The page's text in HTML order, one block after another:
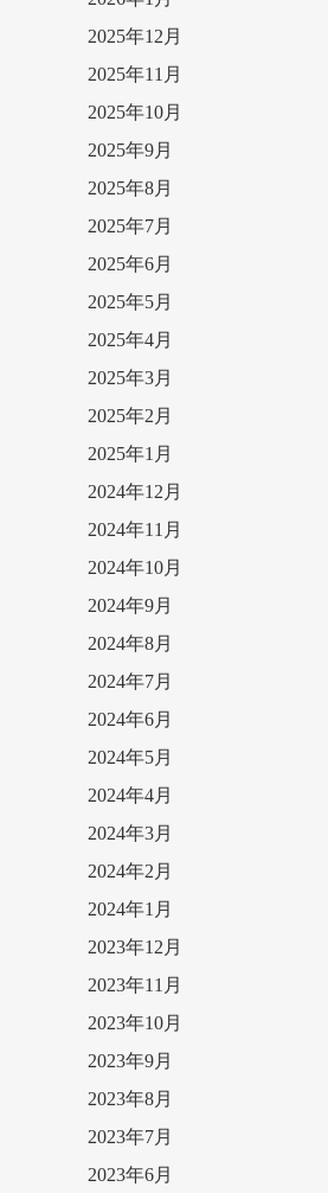
2025年12月
2025年11月
2025年10月
2025年9月
2025年8月
2025年7月
2025年6月
2025年5月
2025年4月
2025年3月
2025年2月
2025年1月
2024年12月
2024年11月
2024年10月
2024年9月
2024年8月
2024年7月
2024年6月
2024年5月
2024年4月
2024年3月
2024年2月
2024年1月
2023年12月
2023年11月
2023年10月
2023年9月
2023年8月
2023年7月
2023年6月